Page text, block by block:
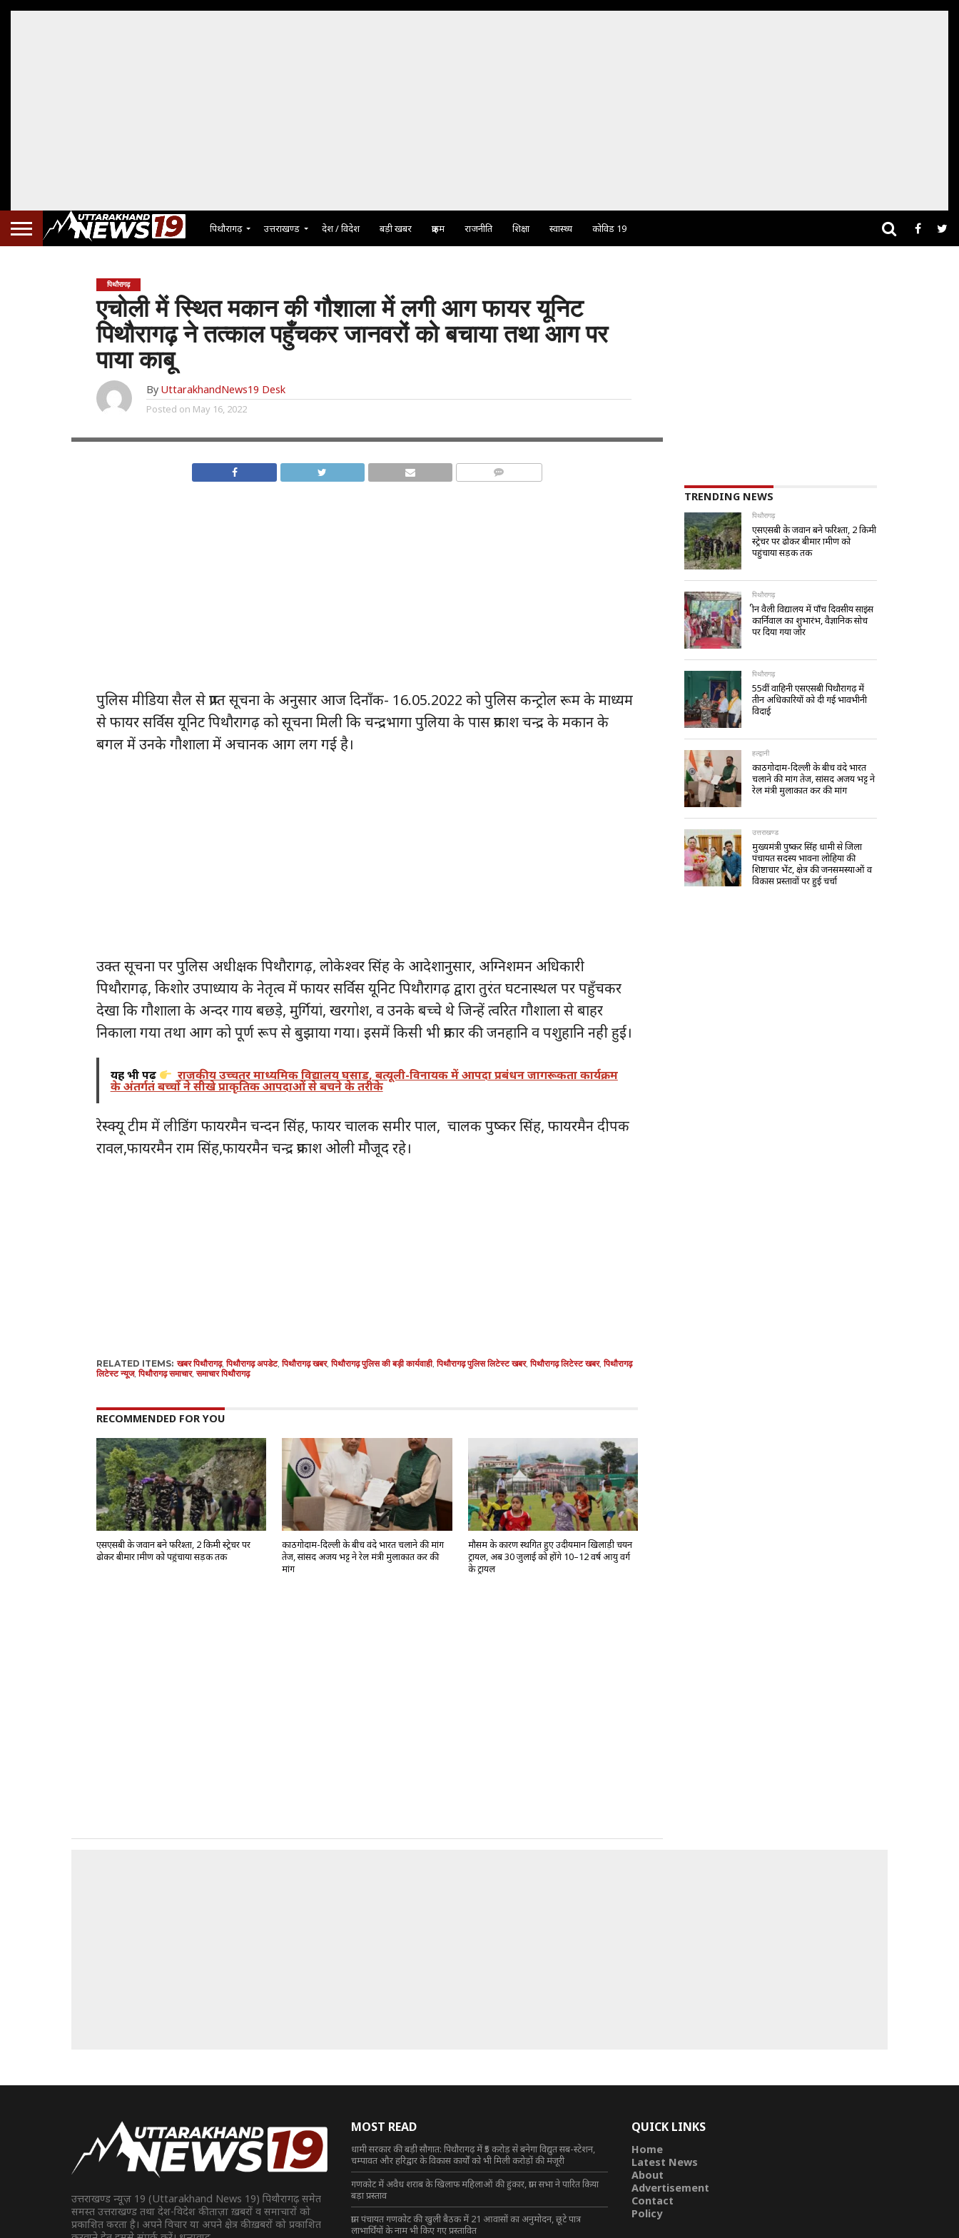
पिथौरागढ़ उत्तराखण्ड देश / विदेश बड़ी खबर क्राइम राजनीति शिक्षा स्वास्थ्य कोविड 19
पिथौरागढ़
एचोली में स्थित मकान की गौशाला में लगी आग फायर यूनिट
पिथौरागढ़ ने तत्काल पहुँचकर जानवरों को बचाया तथा आग पर
पाया काबू
By UttarakhandNews19 Desk
Posted on May 16, 2022
पुलिस मीडिया सैल से प्राप्त सूचना के अनुसार आज दिनाँक- 16.05.2022 को पुलिस कन्ट्रोल रूम के माध्यम
से फायर सर्विस यूनिट पिथौरागढ़ को सूचना मिली कि चन्द्रभागा पुलिया के पास प्रकाश चन्द्र के मकान के
बगल में उनके गौशाला में अचानक आग लग गई है।
उक्त सूचना पर पुलिस अधीक्षक पिथौरागढ़, लोकेश्वर सिंह के आदेशानुसार, अग्निशमन अधिकारी
पिथौरागढ़, किशोर उपाध्याय के नेतृत्व में फायर सर्विस यूनिट पिथौरागढ़ द्वारा तुरंत घटनास्थल पर पहुँचकर
देखा कि गौशाला के अन्दर गाय बछड़े, मुर्गियां, खरगोश, व उनके बच्चे थे जिन्हें त्वरित गौशाला से बाहर
निकाला गया तथा आग को पूर्ण रूप से बुझाया गया। इसमें किसी भी प्रकार की जनहानि व पशुहानि नही हुई।
यह भी पढ़ें राजकीय उच्चतर माध्यमिक विद्यालय घसाड, बत्यूली-विनायक में आपदा प्रबंधन जागरूकता कार्यक्रम
के अंतर्गत बच्चों ने सीखे प्राकृतिक आपदाओं से बचने के तरीके
रेस्क्यू टीम में लीडिंग फायरमैन चन्दन सिंह, फायर चालक समीर पाल, चालक पुष्कर सिंह, फायरमैन दीपक
रावल,फायरमैन राम सिंह,फायरमैन चन्द्र प्रकाश ओली मौजूद रहे।
RELATED ITEMS: खबर पिथौरागढ़,पिथौरागढ़ अपडेट,पिथौरागढ़ खबर,पिथौरागढ़ पुलिस की बड़ी कार्यवाही,पिथौरागढ़ पुलिस लिटेस्ट खबर,पिथौरागढ़ लिटेस्ट खबर,पिथौरागढ़
लिटेस्ट न्यूज,पिथौरागढ़ समाचार,समाचार पिथौरागढ़
RECOMMENDED FOR YOU
एसएसबी के जवान बने फरिश्ता, 2 किमी स्ट्रेचर पर
ढोकर बीमार ग्रामीण को पहुंचाया सड़क तक
काठगोदाम-दिल्ली के बीच वंदे भारत चलाने की मांग
तेज, सांसद अजय भट्ट ने रेल मंत्री मुलाकात कर की
मांग
मौसम के कारण स्थगित हुए उदीयमान खिलाड़ी चयन
ट्रायल, अब 30 जुलाई को होंगे 10–12 वर्ष आयु वर्ग
के ट्रायल
TRENDING NEWS
पिथौरागढ़
एसएसबी के जवान बने फरिश्ता, 2 किमी
स्ट्रेचर पर ढोकर बीमार ग्रामीण को
पहुंचाया सड़क तक
पिथौरागढ़
ग्रीन वैली विद्यालय में पाँच दिवसीय साइंस
कार्निवाल का शुभारंभ, वैज्ञानिक सोच
पर दिया गया जोर
पिथौरागढ़
55वीं वाहिनी एसएसबी पिथौरागढ़ में
तीन अधिकारियों को दी गई भावभीनी
विदाई
हल्द्वानी
काठगोदाम-दिल्ली के बीच वंदे भारत
चलाने की मांग तेज, सांसद अजय भट्ट ने
रेल मंत्री मुलाकात कर की मांग
उत्तराखण्ड
मुख्यमंत्री पुष्कर सिंह धामी से जिला
पंचायत सदस्य भावना लोहिया की
शिष्टाचार भेंट, क्षेत्र की जनसमस्याओं व
विकास प्रस्तावों पर हुई चर्चा
उत्तराखण्ड न्यूज़ 19 (Uttarakhand News 19) पिथौरागढ़ समेत
समस्त उत्तराखण्ड तथा देश-विदेश की ताज़ा ख़बरों व समाचारों को
प्रकाशित करता है। अपने विचार या अपने क्षेत्र की ख़बरों को प्रकाशित
MOST READ
धामी सरकार की बड़ी सौगात: पिथौरागढ़ में ₹5 करोड़ से बनेगा विद्युत सब-स्टेशन,
चम्पावत और हरिद्वार के विकास कार्यों को भी मिली करोड़ों की मंजूरी
गणकोट में अवैध शराब के खिलाफ महिलाओं की हुंकार, ग्राम सभा ने पारित किया
बड़ा प्रस्ताव
ग्राम पंचायत गणकोट की खुली बैठक में 21 आवासों का अनुमोदन, छूटे पात्र
लाभार्थियों के नाम भी किए गए प्रस्तावित
QUICK LINKS
Home
Latest News
About
Advertisement
Contact
Policy